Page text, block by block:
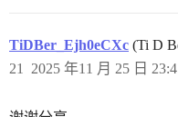
TiDBer_Ejh0eCXc (Ti D
2025 年11 月 25 日
21